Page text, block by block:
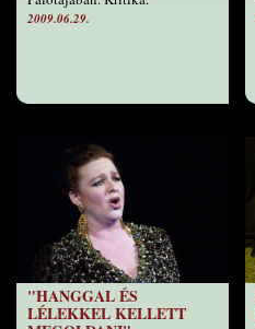
2009.06.29.
"HANGGAL ÉS
LÉLEKKEL KELLETT